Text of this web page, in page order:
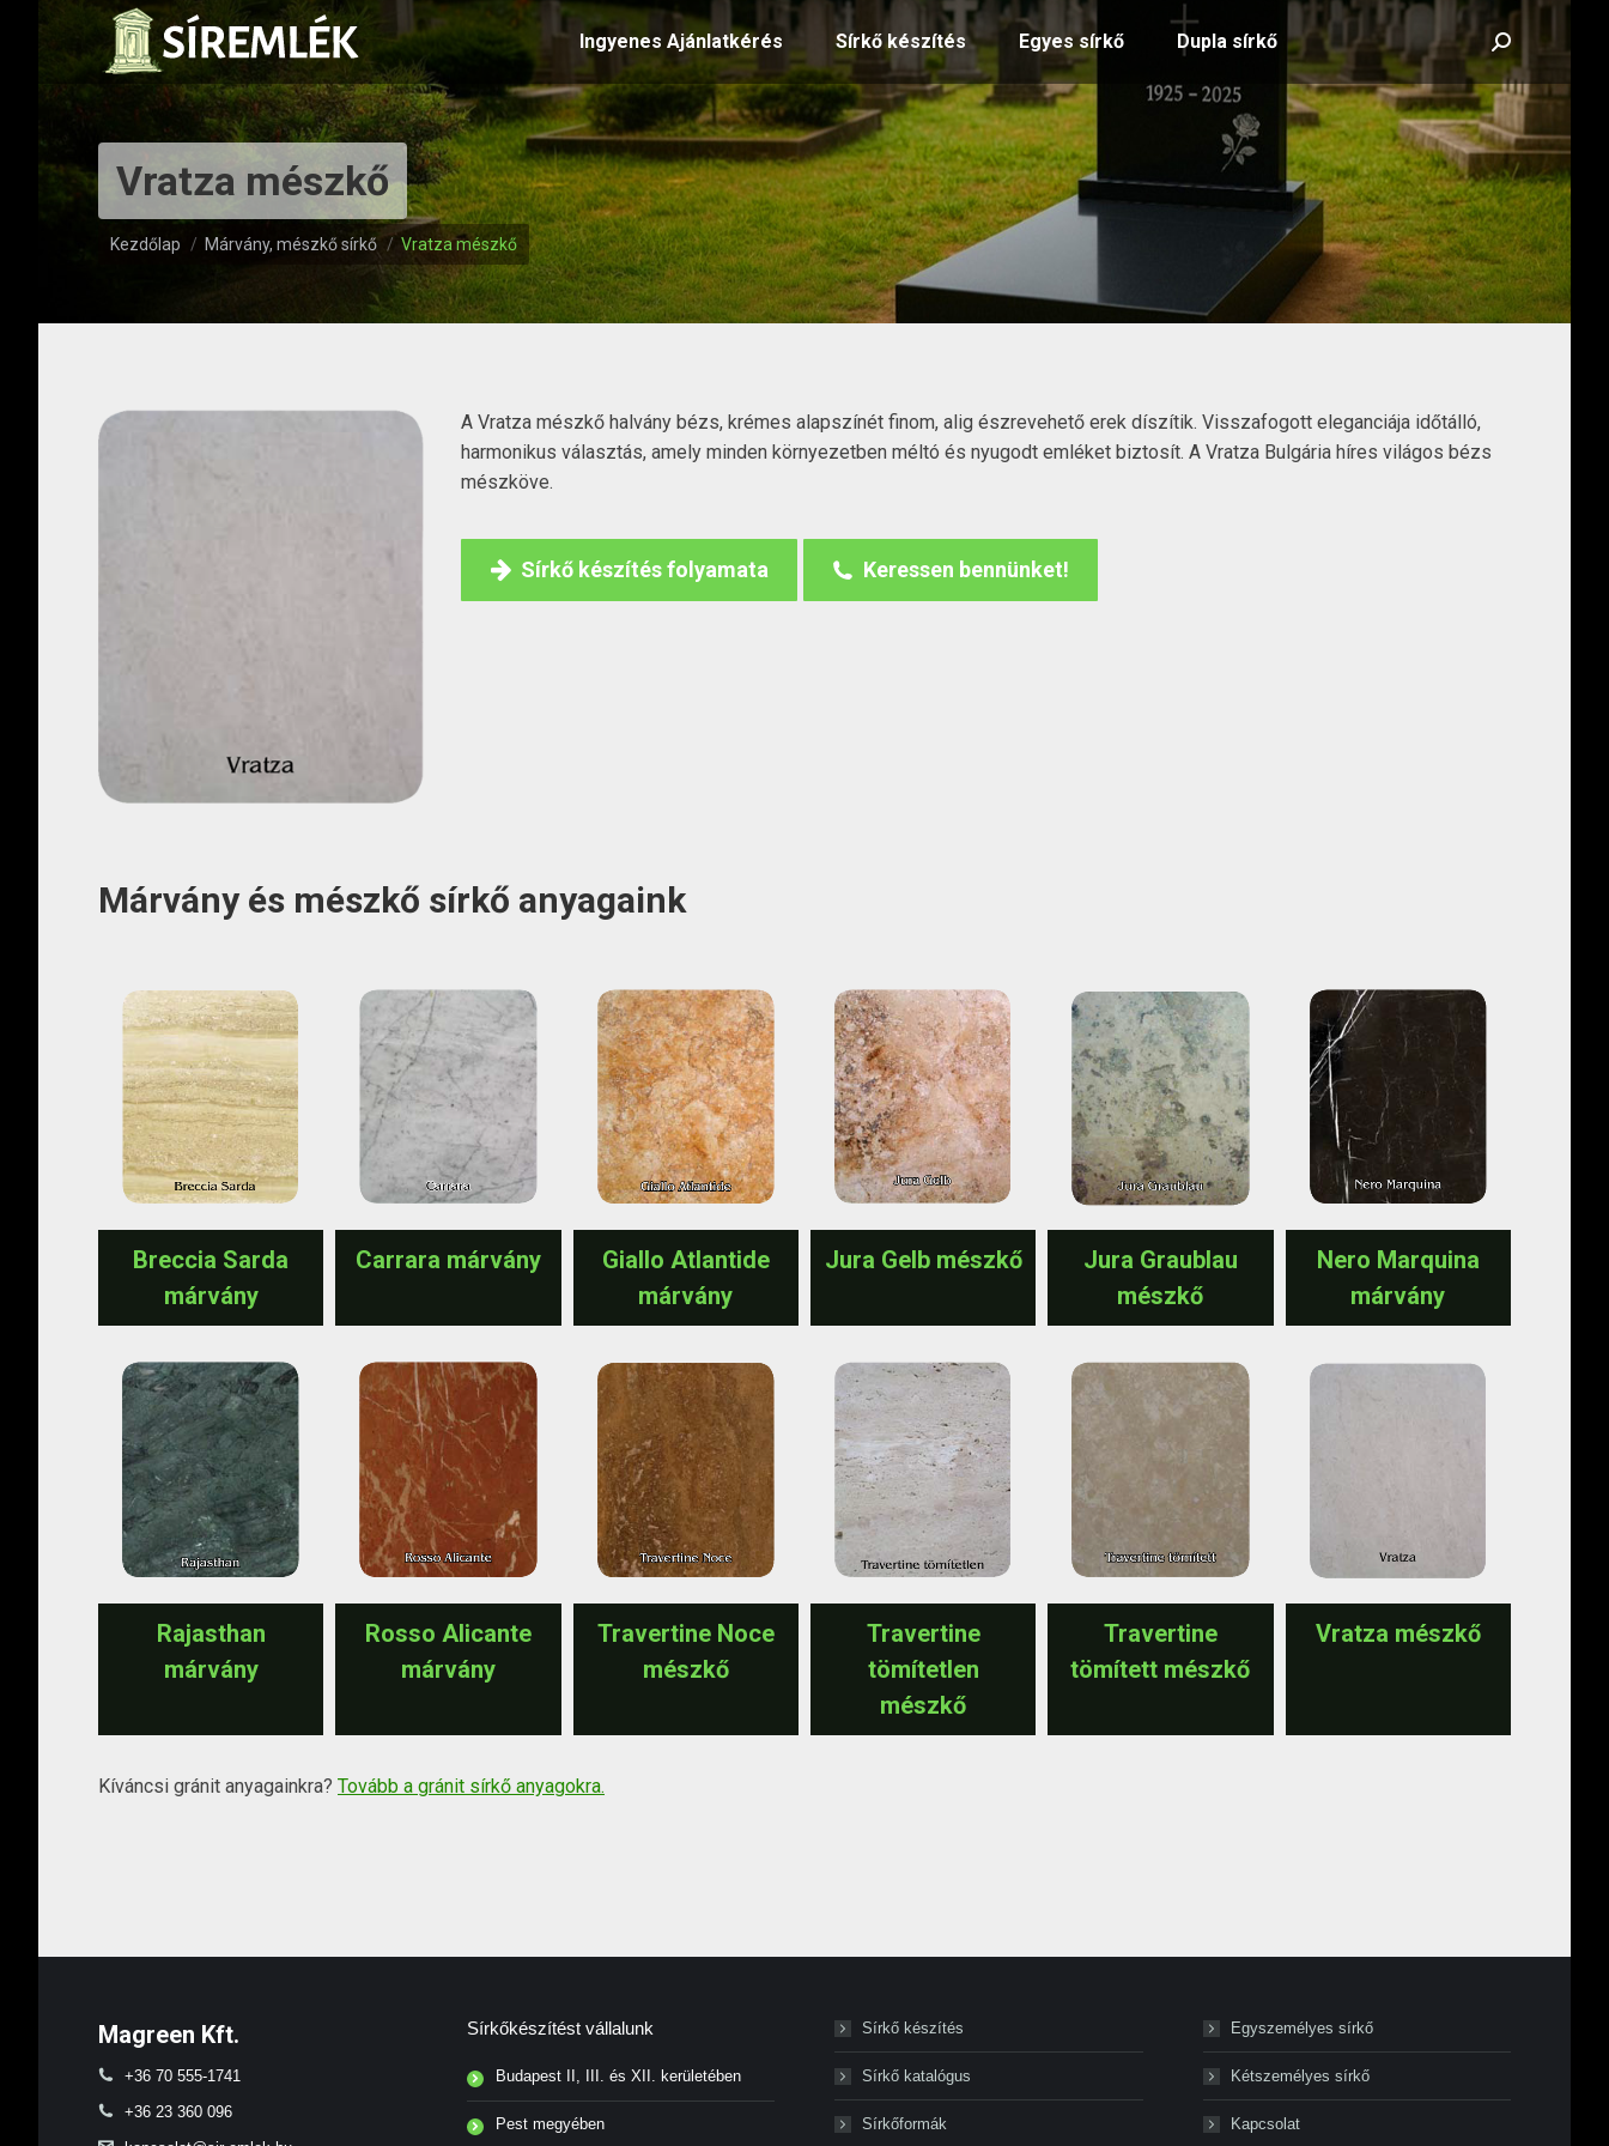
Ingyenes Ajánlatkérés Sírkő készítés Egyes sírkő Dupla sírkő Search:
Vratza mészkő
Itt vagy:
Kezdőlap Márvány, mészkő sírkő Vratza mészkő
A Vratza mészkő halvány bézs, krémes alapszínét finom, alig észrevehető erek díszítik. Visszafogott eleganciája időtálló,
harmonikus választás, amely minden környezetben méltó és nyugodt emléket biztosít. A Vratza Bulgária híres világos bézs
mészköve.
Sírkő készítés folyamata Keressen bennünket!
Márvány és mészkő sírkő anyagaink
Breccia Sarda
márvány
Carrara márvány
Giallo Atlantide
márvány
Jura Gelb mészkő
Jura Graublau
mészkő
Nero Marquina
márvány
Rajasthan
márvány
Rosso Alicante
márvány
Travertine Noce
mészkő
Travertine
tömítetlen
mészkő
Travertine
tömített mészkő
Vratza mészkő
Kíváncsi gránit anyagainkra? Tovább a gránit sírkő anyagokra.
Magreen Kft.
+36 70 555-1741
+36 23 360 096
Sírkőkészítést vállalunk
Budapest II, III. és XII. kerületében
Pest megyében
Sírkő készítés
Sírkő katalógus
Sírkőformák
Egyszemélyes sírkő
Kétszemélyes sírkő
Kapcsolat